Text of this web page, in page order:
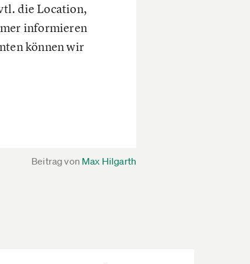
die Location,
informieren
können wir
Beitrag von Max Hilgarth